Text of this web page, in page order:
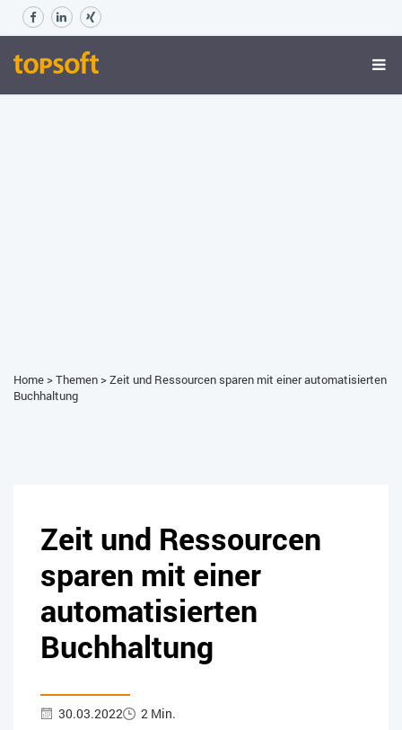
Home>Themen>Zeit und Ressourcen sparen mit einer automatisierten
Buchhaltung
Zeit und Ressourcen
sparen mit einer
automatisierten
Buchhaltung
30.03.2022 2 Min.